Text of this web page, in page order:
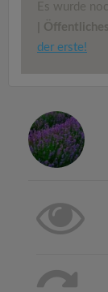
Es wurde
|
der erste!